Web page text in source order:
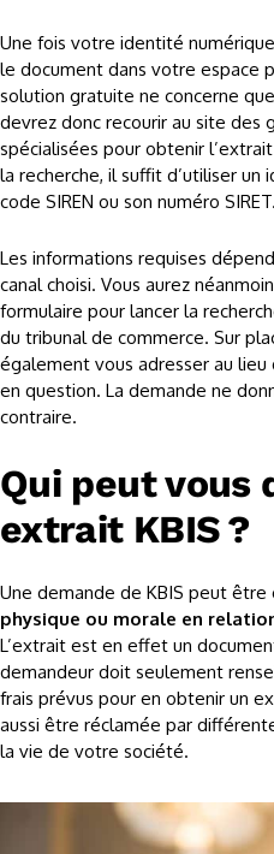
Une fois votre identité
le document dans votre espace
solution gratuite ne concerne
devrez donc recourir au site des
spécialisées pour obtenir
la recherche, il suffit d’utiliser un
code SIREN ou son numéro SIRET.
Les informations requises
canal choisi. Vous aurez
formulaire pour lancer la
du tribunal de commerce. Sur
également vous adresser au lieu
en question. La demande ne
contraire.
Qui peut vous
extrait KBIS ?
Une demande de KBIS peut
physique ou morale en
L’extrait est en effet un
demandeur doit seulement
frais prévus pour en obtenir un
aussi être réclamée par
la vie de votre société.